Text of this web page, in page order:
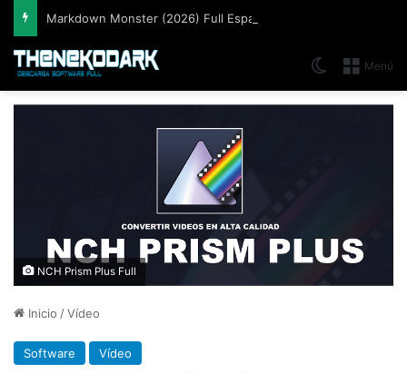
Markdown Monster (2026) Full Español [Mega]
Menú
Switch skin
NCH Prism Plus Full
Inicio /Vídeo
Software Vídeo